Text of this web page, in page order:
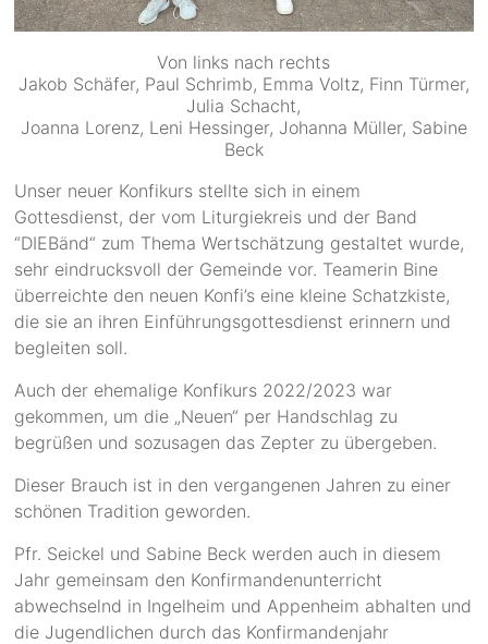
Von links nach rechts
Jakob Schäfer, Paul Schrimb, Emma Voltz, Finn Türmer,
Julia Schacht,
Joanna Lorenz, Leni Hessinger, Johanna Müller, Sabine
Beck
Unser neuer Konfikurs stellte sich in einem
Gottesdienst, der vom Liturgiekreis und der Band
“DIEBänd“ zum Thema Wertschätzung gestaltet wurde,
sehr eindrucksvoll der Gemeinde vor. Teamerin Bine
überreichte den neuen Konfi’s eine kleine Schatzkiste,
die sie an ihren Einführungsgottesdienst erinnern und
begleiten soll.
Auch der ehemalige Konfikurs 2022/2023 war
gekommen, um die „Neuen“ per Handschlag zu
begrüßen und sozusagen das Zepter zu übergeben.
Dieser Brauch ist in den vergangenen Jahren zu einer
schönen Tradition geworden.
Pfr. Seickel und Sabine Beck werden auch in diesem
Jahr gemeinsam den Konfirmandenunterricht
abwechselnd in Ingelheim und Appenheim abhalten und
die Jugendlichen durch das Konfirmandenjahr